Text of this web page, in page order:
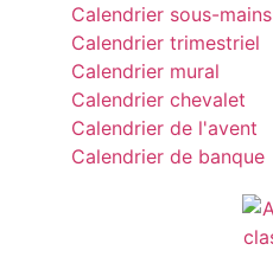
Calendrier sous-mains
Calendrier trimestriel
Calendrier mural
Calendrier chevalet
Calendrier de l'avent
Calendrier de banque